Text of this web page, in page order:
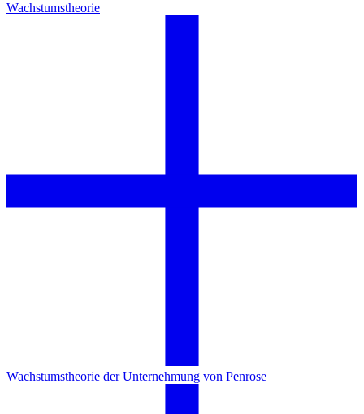
Wachstumstheorie
Wachstumstheorie der Unternehmung von Penrose